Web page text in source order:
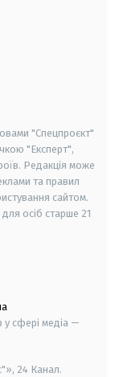
"Спецпроєкт"
"Експерт",
Редакція може
та правил
сайтом.
для осіб старше 21
у сфері медіа —
24 Канал.